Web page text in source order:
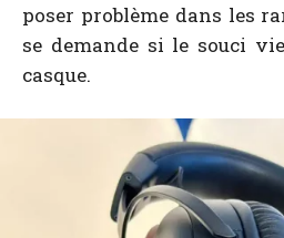
poser problème dans les
se demande si le souci
casque.